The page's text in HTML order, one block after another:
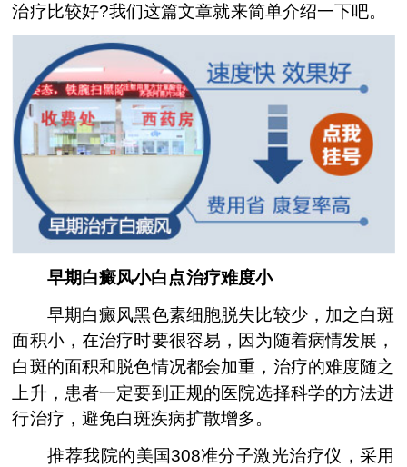
治疗比较好?我们这篇文章就来简单介绍一下吧。
早期白癜风小白点治疗难度小
早期白癜风黑色素细胞脱失比较少，加之白斑
面积小，在治疗时要很容易，因为随着病情发展，
白斑的面积和脱色情况都会加重，治疗的难度随之
上升，患者一定要到正规的医院选择科学的方法进
行治疗，避免白斑疾病扩散增多。
推荐我院的美国308准分子激光治疗仪，采用